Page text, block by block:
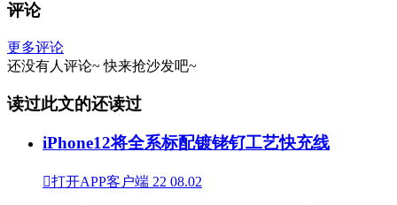
评论
更多评论
还没有人评论~ 快来抢沙发吧~
读过此文的还读过
iPhone12将全系标配镀铑钌工艺快充线
打开APP客户端 22 08.02